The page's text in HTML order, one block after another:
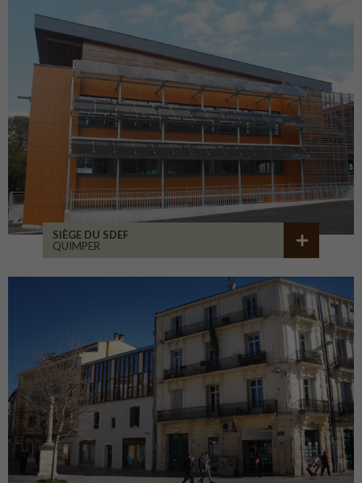
SIÈGE DU SDEF
QUIMPER